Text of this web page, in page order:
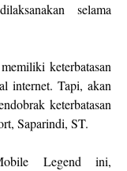
selama
keterbatasan
internet. Tapi, akan
keterbatasan
Saparindi, ST.
Legend ini,